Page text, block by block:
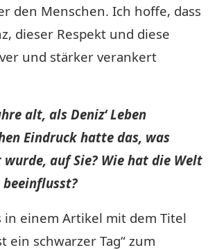
den Menschen. Ich hoffe, dass
dieser Respekt und diese
und stärker verankert
alt, als Deniz‘ Leben
Eindruck hatte das, was
auf Sie? Wie hat die Welt
in einem Artikel mit dem Titel
ein schwarzer Tag“ zum